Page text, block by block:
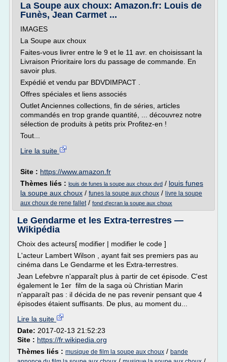
La Soupe aux choux: Amazon.fr: Louis de
Funès, Jean Carmet ...
IMAGES
La Soupe aux choux
Faites-vous livrer entre le 9 et le 11 avr. en choisissant la
Livraison Prioritaire lors du passage de commande. En
savoir plus.
Expédié et vendu par BDVDIMPACT .
Offres spéciales et liens associés
Outlet Anciennes collections, fin de séries, articles
commandés en trop grande quantité, ... découvrez notre
sélection de produits à petits prix Profitez-en !
Tout...
Lire la suite
Site : https://www.amazon.fr
Thèmes liés : louis de funes la soupe aux choux dvd / louis funes
la soupe aux choux / funes la soupe aux choux / livre la soupe
aux choux de rene fallet/ fond d'ecran la soupe aux choux
Le Gendarme et les Extra-terrestres —
Wikipédia
Choix des acteurs[ modifier | modifier le code ]
L'acteur Lambert Wilson , ayant fait ses premiers pas au
cinéma dans Le Gendarme et les Extra-terrestres.
Jean Lefebvre n'apparaît plus à partir de cet épisode. C'est
également le 1er film de la saga où Christian Marin
n'apparaît pas : il décida de ne pas revenir pensant que 4
épisodes étaient suffisants. De plus, au moment du...
Lire la suite
Date: 2017-02-13 21:52:23
Site : https://fr.wikipedia.org
Thèmes liés : musique de film la soupe aux choux / bande